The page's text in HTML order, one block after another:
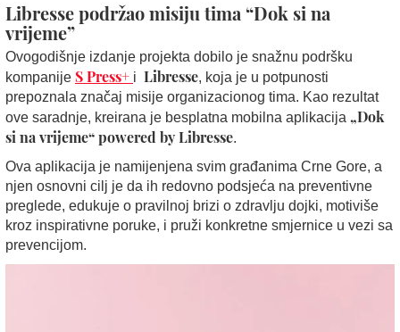
Libresse podržao misiju tima “Dok si na
vrijeme”
Ovogodišnje izdanje projekta dobilo je snažnu podršku
kompanije S Press+ i Libresse, koja je u potpunosti
prepoznala značaj misije organizacionog tima. Kao rezultat
ove saradnje, kreirana je besplatna mobilna aplikacija „Dok
si na vrijeme“ powered by Libresse.
Ova aplikacija je namijenjena svim građanima Crne Gore, a
njen osnovni cilj je da ih redovno podsjeća na preventivne
preglede, edukuje o pravilnoj brizi o zdravlju dojki, motiviše
kroz inspirativne poruke, i pruži konkretne smjernice u vezi sa
prevencijom.